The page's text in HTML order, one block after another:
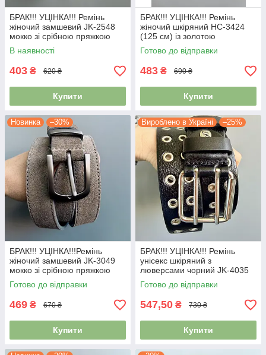
БРАК!!! УЦІНКА!!! Ремінь
жіночий замшевий JK-2548
мокко зі срібною пряжкою
(111 см)
В наявності
403 ₴ 620 ₴
Купити
БРАК!!! УЦІНКА!!! Ремінь
жіночий шкіряний НС-3424
(125 см) із золотою
подвійною пряжкою чорний
Готово до відправки
483 ₴ 690 ₴
Купити
Новинка –30%
БРАК!!! УЦІНКА!!!Ремінь
жіночий замшевий JK-3049
мокко зі срібною пряжкою
(106 см)
Готово до відправки
469 ₴ 670 ₴
Купити
Вироблено в Україні –25%
БРАК!!! УЦІНКА!!! Ремінь
унісекс шкіряний з
люверсами чорний JK-4035
(120 см)
Готово до відправки
547,50 ₴ 730 ₴
Купити